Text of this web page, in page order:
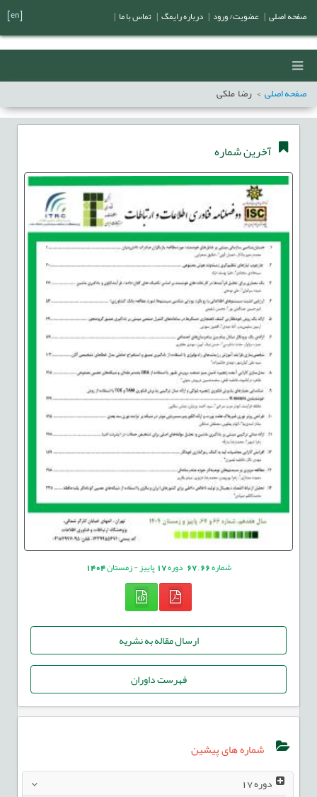
صفحه اصلی رضا ملکی
آخرین شماره
شماره66
,
67 دوره17پاییز - زمستان1404
ارسال مقاله به نشریه
فهرست داوران
شماره های پیشین
دوره17
صفحه اصلی عضویت/ ورود درباره رایمگ تماس با ما